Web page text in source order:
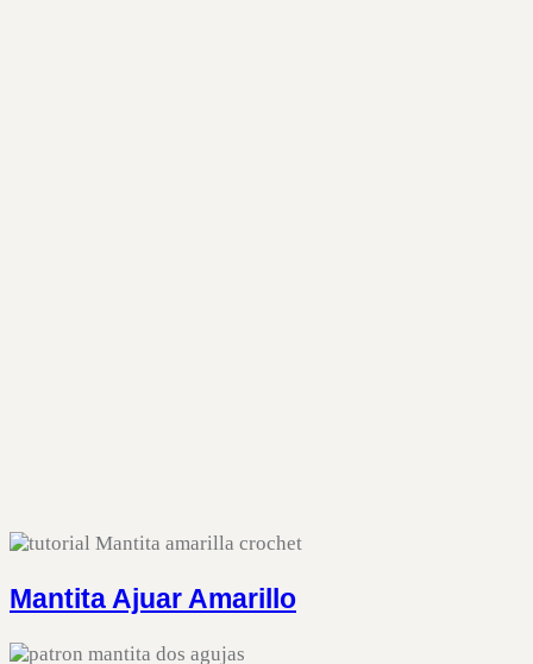
Mantita Ajuar Amarillo